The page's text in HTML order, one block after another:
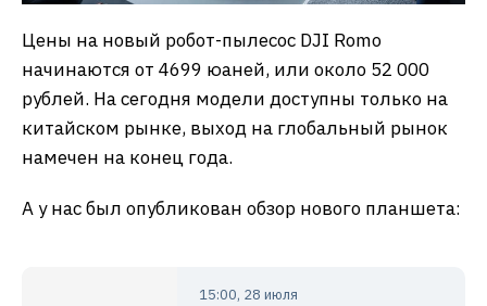
Цены на новый робот-пылесос DJI Romo
начинаются от 4699 юаней, или около 52 000
рублей. На сегодня модели доступны только на
китайском рынке, выход на глобальный рынок
намечен на конец года.
А у нас был опубликован обзор нового планшета:
15:00, 28 июля